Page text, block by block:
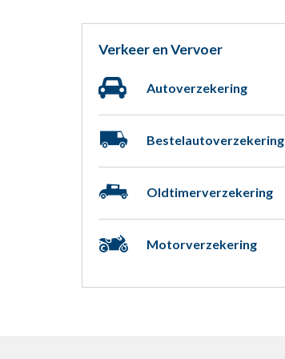
Verkeer en Vervoer
Autoverzekering
Bestelautoverzekering
Oldtimerverzekering
Motorverzekering